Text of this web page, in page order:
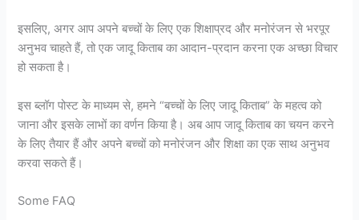
इसलिए, अगर आप अपने बच्चों के लिए एक शिक्षाप्रद और मनोरंजन से भरपूर
अनुभव चाहते हैं, तो एक जादू किताब का आदान-प्रदान करना एक अच्छा विचार
हो सकता है।
इस ब्लॉग पोस्ट के माध्यम से, हमने “बच्चों के लिए जादू किताब” के महत्व को
जाना और इसके लाभों का वर्णन किया है। अब आप जादू किताब का चयन करने
के लिए तैयार हैं और अपने बच्चों को मनोरंजन और शिक्षा का एक साथ अनुभव
करवा सकते हैं।
Some FAQ